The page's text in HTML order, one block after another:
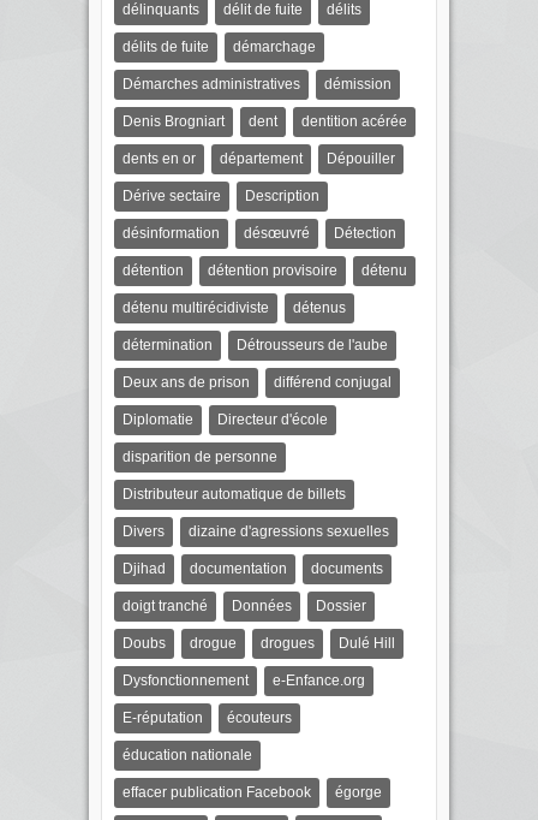
délinquants délit de fuite délits
délits de fuite démarchage
Démarches administratives démission
Denis Brogniart dent dentition acérée
dents en or département Dépouiller
Dérive sectaire Description
désinformation désœuvré Détection
détention détention provisoire détenu
détenu multirécidiviste détenus
détermination Détrousseurs de l'aube
Deux ans de prison différend conjugal
Diplomatie Directeur d'école
disparition de personne
Distributeur automatique de billets
Divers dizaine d'agressions sexuelles
Djihad documentation documents
doigt tranché Données Dossier
Doubs drogue drogues Dulé Hill
Dysfonctionnement e-Enfance.org
E-réputation écouteurs
éducation nationale
effacer publication Facebook égorge